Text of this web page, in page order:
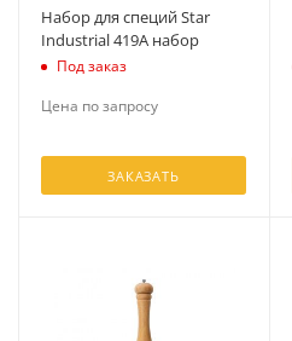
Набор для специй Star
Industrial 419А набор
Под заказ
Цена по запросу
ЗАКАЗАТЬ